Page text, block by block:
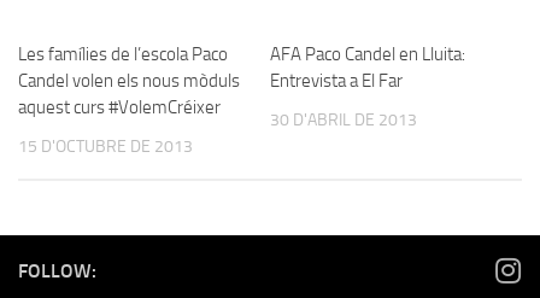
Les famílies de l’escola Paco
Candel volen els nous mòduls
aquest curs #VolemCréixer
15 D'OCTUBRE DE 2013
AFA Paco Candel en Lluita:
Entrevista a El Far
30 D'ABRIL DE 2013
FOLLOW: